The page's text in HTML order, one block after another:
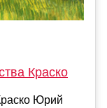
Краско
Юрий